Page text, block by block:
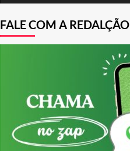
FALE COM A REDALÇÃO